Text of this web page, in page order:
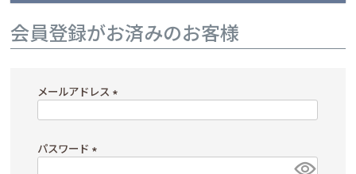
会員登録がお済みのお客様
メールアドレス
パスワード